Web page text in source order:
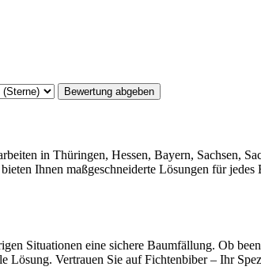
Bewertung abgeben
in Thüringen, Hessen, Bayern, Sachsen,
Ihnen maßgeschneiderte Lösungen für
Situationen eine sichere Baumfällung. Ob
Lösung. Vertrauen Sie auf Fichtenbiber – Ihr